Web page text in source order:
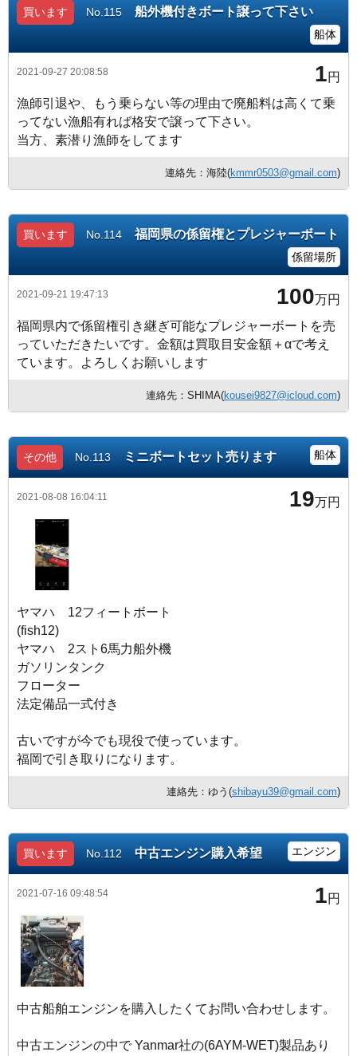
買います No.115 船外機付きボート譲って下さい
船体
2021-09-27 20:08:58 1円
漁師引退や、もう乗らない等の理由で廃船料は高くて乗
ってない漁船有れば格安で譲って下さい。
当方、素潜り漁師をしてます
連絡先：海陸(kmmr0503@gmail.com)
買います No.114 福岡県の係留権とプレジャーボート
係留場所
2021-09-21 19:47:13 100万円
福岡県内で係留権引き継ぎ可能なプレジャーボートを売
っていただきたいです。金額は買取目安金額＋αで考え
ています。よろしくお願いします
連絡先：SHIMA(kousei9827@icloud.com)
その他 No.113 ミニボートセット売ります 船体
2021-08-08 16:04:11 19万円
ヤマハ 12フィートボート
(fish12)
ヤマハ 2スト6馬力船外機
ガソリンタンク
フローター
法定備品一式付き
古いですが今でも現役で使っています。
福岡で引き取りになります。
連絡先：ゆう(shibayu39@gmail.com)
買います No.112 中古エンジン購入希望 エンジン
2021-07-16 09:48:54 1円
中古船舶エンジンを購入したくてお問い合わせします。
中古エンジンの中で Yanmar社の(6AYM-WET)製品あり